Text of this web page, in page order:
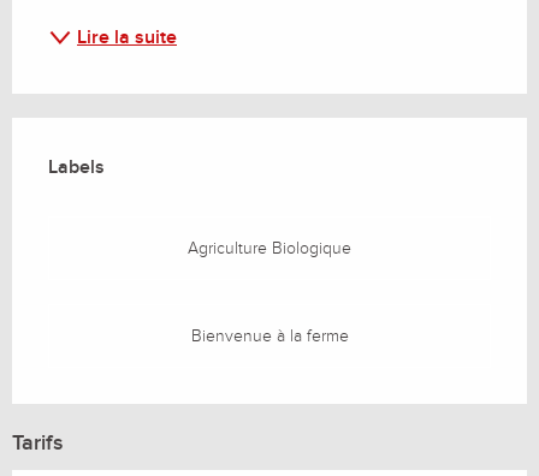
Lire la suite
Labels
Labels
Agriculture Biologique
Bienvenue à la ferme
Tarifs